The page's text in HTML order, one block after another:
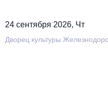
24 сентября 2026, Чт
Дворец культуры